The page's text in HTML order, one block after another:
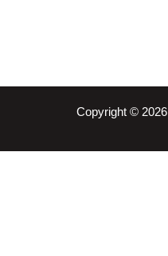
Copyright © 2026